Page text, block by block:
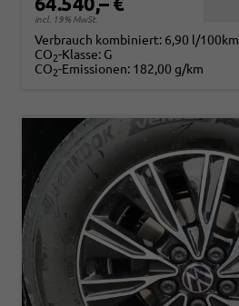
incl. 19% MwSt.
Verbrauch kombiniert: 6,90 l/100km
CO2-Klasse: G
CO2-Emissionen: 182,00 g/km